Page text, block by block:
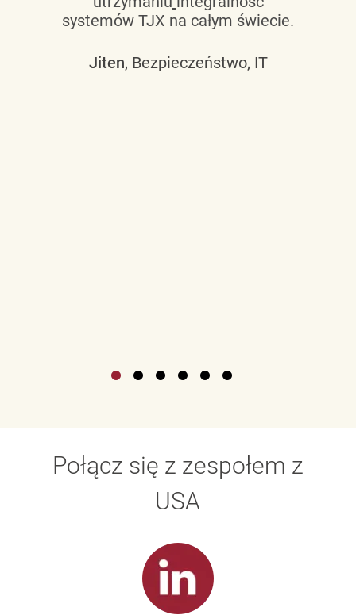
systemów TJX na całym świecie.
Jiten, Bezpieczeństwo, IT
Połącz się z zespołem z
USA